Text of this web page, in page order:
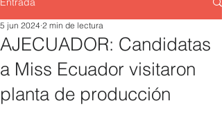
AJECUADOR: Candidatas
a Miss Ecuador visitaron
planta de producción
5 jun 2024 2 min de lectura